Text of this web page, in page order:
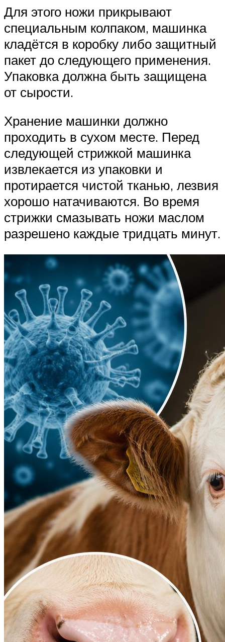
Для этого ножи прикрывают
специальным колпаком, машинка
кладётся в коробку либо защитный
пакет до следующего применения.
Упаковка должна быть защищена
от сырости.
Хранение машинки должно
проходить в сухом месте. Перед
следующей стрижкой машинка
извлекается из упаковки и
протирается чистой тканью, лезвия
хорошо натачиваются. Во время
стрижки смазывать ножи маслом
разрешено каждые тридцать минут.